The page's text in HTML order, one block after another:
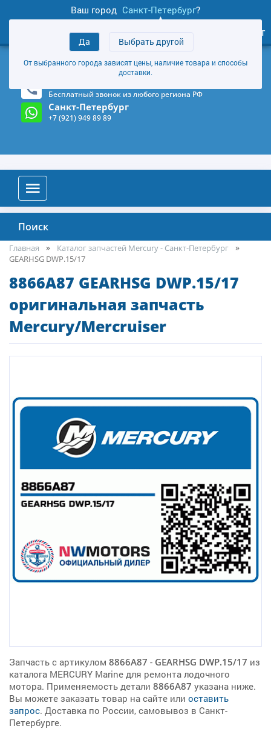
Ваш город Санкт-Петербург?
Да Выбрать другой
От выбранного города зависят цены, наличие товара и способы
доставки.
товаров
Личный кабинет
+7 (921) 949 89 89
Магазин и склад в Санкт-Петербурге (Карта)
Бесплатный звонок из любого региона РФ
Санкт-Петербург
+7 (921) 949 89 89
Поиск
Главная
Каталог запчастей Mercury - Санкт-Петербург
GEARHSG DWP.15/17
8866A87 GEARHSG DWP.15/17
оригинальная запчасть
Mercury/Mercruiser
Запчасть с артикулом 8866A87 - GEARHSG DWP.15/17 из
каталога MERCURY Marine для ремонта лодочного
мотора. Применяемость детали 8866A87 указана ниже.
Вы можете заказать товар на сайте или оставить
запрос. Доставка по России, самовывоз в Санкт-
Петербурге.